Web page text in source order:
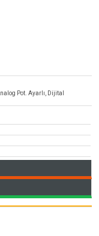
Pot. Ayarlı, Dijital